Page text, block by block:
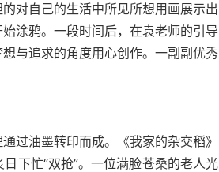
对自己的生活中所见所想用画展示出
涂鸦。一段时间后，在袁老师的引导
与追求的角度用心创作。一副副优秀
过油墨转印而成。《我家的杂交稻》
下忙“双抢”。一位满脸苍桑的老人光